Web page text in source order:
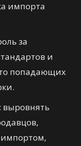
импорта
за
и
попадающих
выровнять